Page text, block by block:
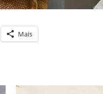
Mais